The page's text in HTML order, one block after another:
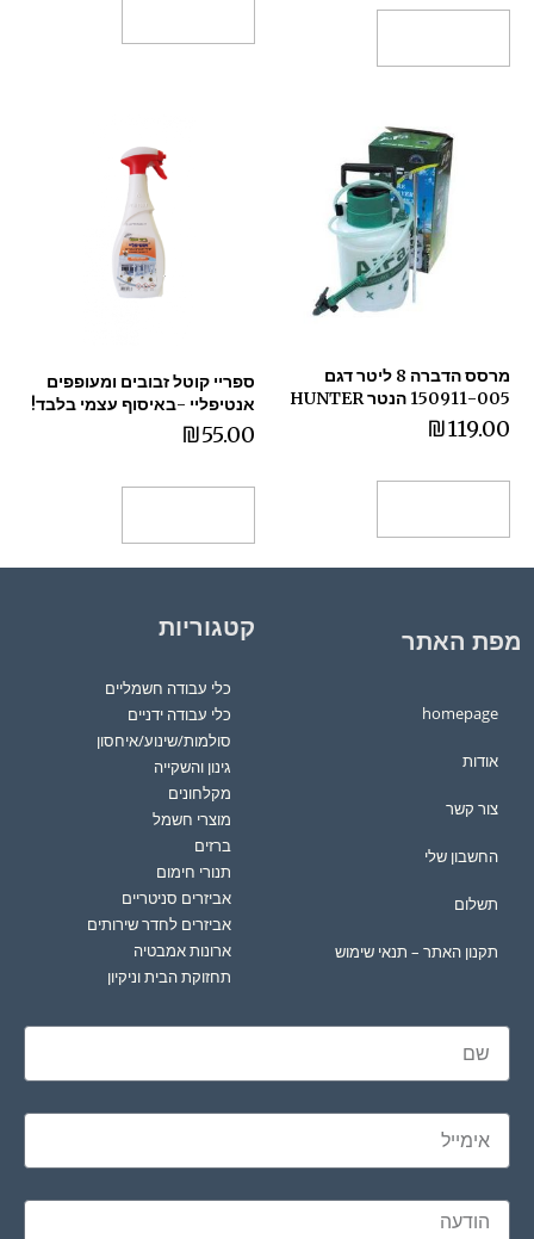
מרסס הדברה 8 ליטר דגם
150911-005 הנטר HUNTER
₪119.00
ספריי קוטל זבובים ומעופפים
אנטיפליי -באיסוף עצמי בלבד!
₪55.00
מפת האתר
homepage
אודות
צור קשר
החשבון שלי
תשלום
תקנון האתר – תנאי שימוש
קטגוריות
כלי עבודה חשמליים
כלי עבודה ידניים
סולמות/שינוע/איחסון
גינון והשקייה
מקלחונים
מוצרי חשמל
ברזים
תנורי חימום
אביזרים סניטריים
אביזרים לחדר שירותים
ארונות אמבטיה
תחזוקת הבית וניקיון